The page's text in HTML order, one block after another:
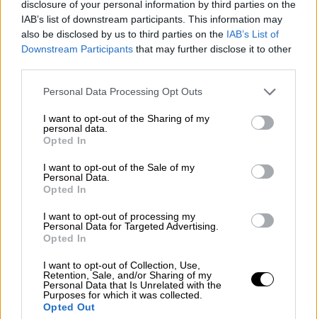
disclosure of your personal information by third parties on the
IAB’s list of downstream participants. This information may
also be disclosed by us to third parties on the IAB’s List of
Downstream Participants that may further disclose it to other
Please note that this website/app uses one or more Google
not limited to your visit or usage behaviour. You may click to
grant or deny consent to Google and its third-party tags to
use your data for below specified purposes in below Google
consent section.
Personal Data Processing Opt Outs
I want to opt-out of the Sharing of my
personal data.
Opted In
I want to opt-out of the Sale of my
Personal Data.
Opted In
I want to opt-out of processing my
Personal Data for Targeted Advertising.
Opted In
I want to opt-out of Collection, Use,
Retention, Sale, and/or Sharing of my
Personal Data that Is Unrelated with the
Purposes for which it was collected.
Opted Out
Το 2004, ο Άκης Τσοχατζόπουλος
παντρεύτηκε για δεύτερη φορά με τη Βίκυ
Σταμάτη
Πολιτική|27.10.2020 15:46
Νέα απόφαση κρίνει ένοχους Άκη